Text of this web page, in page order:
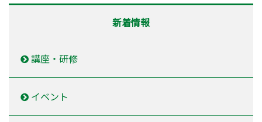
新着情報
講座・研修
イベント